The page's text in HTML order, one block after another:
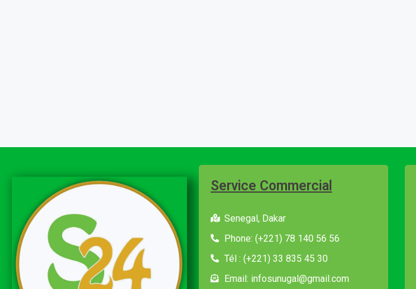
Service Commercial
Senegal, Dakar
Phone: (+221) 78 140 56 56
Tél : (+221) 33 835 45 30
Email: infosunugal@gmail.com